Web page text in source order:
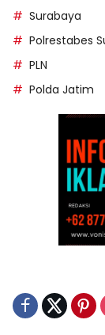
Surabaya
Polrestabes
PLN
Polda Jatim